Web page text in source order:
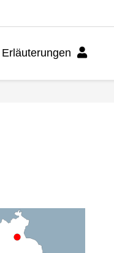
Erläuterungen